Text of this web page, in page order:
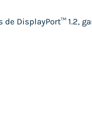
DisplayPort™ 1.2,